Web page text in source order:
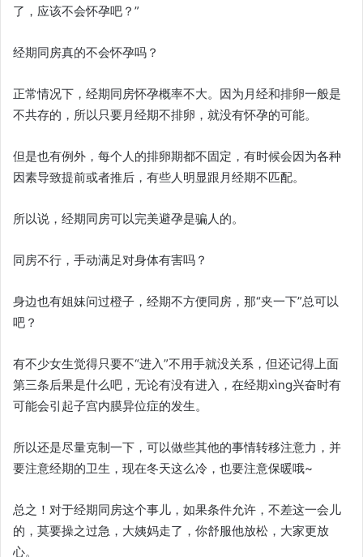
了，应该不会怀孕吧？”
经期同房真的不会怀孕吗？
正常情况下，经期同房怀孕概率不大。因为月经和排卵一般是
不共存的，所以只要月经期不排卵，就没有怀孕的可能。
但是也有例外，每个人的排卵期都不固定，有时候会因为各种
因素导致提前或者推后，有些人明显跟月经期不匹配。
所以说，经期同房可以完美避孕是骗人的。
同房不行，手动满足对身体有害吗？
身边也有姐妹问过橙子，经期不方便同房，那“夹一下”总可以
吧？
有不少女生觉得只要不“进入”不用手就没关系，但还记得上面
第三条后果是什么吧，无论有没有进入，在经期xìng兴奋时有
可能会引起子宫内膜异位症的发生。
所以还是尽量克制一下，可以做些其他的事情转移注意力，并
要注意经期的卫生，现在冬天这么冷，也要注意保暖哦~
总之！对于经期同房这个事儿，如果条件允许，不差这一会儿
的，莫要操之过急，大姨妈走了，你舒服他放松，大家更放
心。